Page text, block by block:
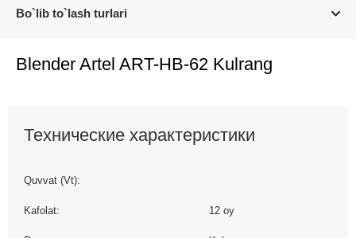
Bo`lib to`lash turlari
Blender Artel ART-HB-62 Kulrang
Технические характеристики
Quvvat (Vt):
Kafolat: 12 oy